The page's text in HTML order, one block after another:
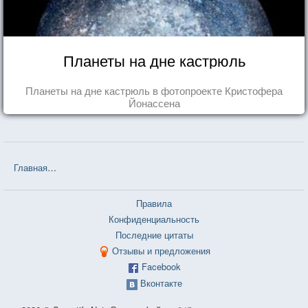
Планеты на дне кастрюль
Планеты на дне кастрюль в фотопроекте Кристофера
Йонассена
Главная
Правила
Конфиденциальность
Последние цитаты
Отзывы и предложения
Facebook
Вконтакте